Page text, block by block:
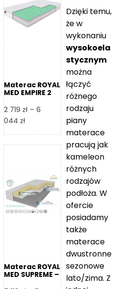
8
865 zł
Materac ROYAL
MED EMPIRE 2
2 719 zł – 6
044 złZakres
od
6
044 zł
Materac ROYAL
MED SUPREME –
Dzięki temu,
że w
wykonaniu
wysokoela
stycznym
można
łączyć
różnego
rodzaju
piany
materace
pracują jak
kameleon
różnych
rodzajów
podłoża. W
ofercie
posiadamy
także
materace
dwustronne
sezonowe
lato/zima. Z